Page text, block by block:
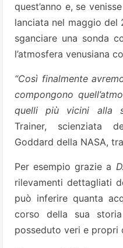
quest’anno e, se
lanciata nel maggio del
sganciare una sonda
l’atmosfera venusiana
“Così finalmente
compongono
quelli più vicini alla
Trainer, scienziata
Goddard della NASA,
Per esempio grazie a
rilevamenti dettagliati
può inferire quanta
corso della sua
posseduto veri e propri